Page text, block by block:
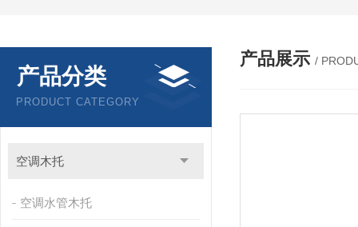
产品分类
PRODUCT CATEGORY
空调木托
空调水管木托
产品展示 /